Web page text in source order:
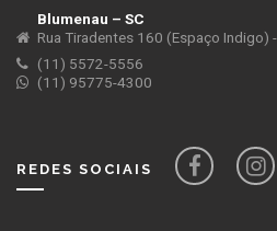
Blumenau – SC
Rua Tiradentes 160 (Espaço Indigo)
(11) 5572-5556
(11) 95775-4300
REDES SOCIAIS